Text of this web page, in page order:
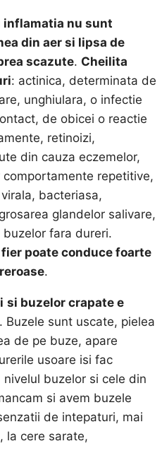
inflamatia nu sunt
din aer si lipsa de
scazute. Cheilita
: actinica, determinata de
unghiulara, o infectie
de obicei o reactie
retinoizi,
din cauza eczemelor,
repetitive,
bacteriasa,
glandelor salivare,
fara dureri.
poate conduce foarte
.
si buzelor crapate e
. Buzele sunt uscate, pielea
de pe buze, apare
usoare isi fac
buzelor si cele din
si avem buzele
de intepaturi, mai
la cere sarate,